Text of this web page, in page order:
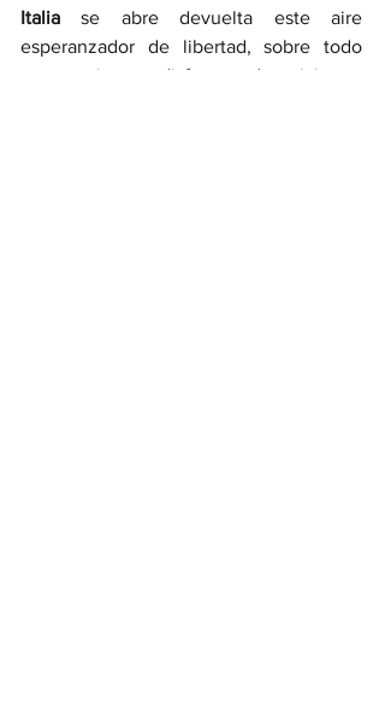
Italia se abre devuelta este aire
esperanzador de libertad, sobre todo
para quienes disfrutan de viajar y